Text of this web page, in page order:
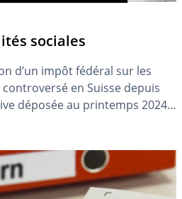
sociales
d’un impôt fédéral sur les
en Suisse depuis
déposée au printemps 2024,
à l’avenir. Une
si et comment les
imméritée », contribuent
[…]